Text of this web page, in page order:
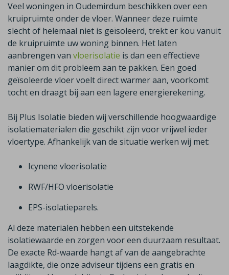
Veel woningen in Oudemirdum beschikken over een
kruipruimte onder de vloer. Wanneer deze ruimte
slecht of helemaal niet is geïsoleerd, trekt er kou vanuit
de kruipruimte uw woning binnen. Het laten
aanbrengen van vloerisolatie is dan een effectieve
manier om dit probleem aan te pakken. Een goed
geïsoleerde vloer voelt direct warmer aan, voorkomt
tocht en draagt bij aan een lagere energierekening.
Bij Plus Isolatie bieden wij verschillende hoogwaardige
isolatiematerialen die geschikt zijn voor vrijwel ieder
vloertype. Afhankelijk van de situatie werken wij met:
Icynene vloerisolatie
RWF/HFO vloerisolatie
EPS-isolatieparels.
Al deze materialen hebben een uitstekende
isolatiewaarde en zorgen voor een duurzaam resultaat.
De exacte Rd-waarde hangt af van de aangebrachte
laagdikte, die onze adviseur tijdens een gratis en